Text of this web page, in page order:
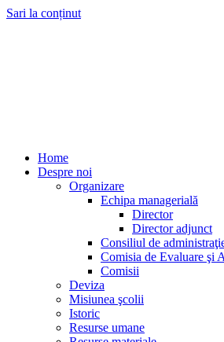
Sari la conținut
Home
Despre noi
Organizare
Echipa managerială
Director
Director adjunct
Consiliul de
Comisia de Evaluare şi
Comisii
Deviza
Misiunea şcolii
Istoric
Resurse umane